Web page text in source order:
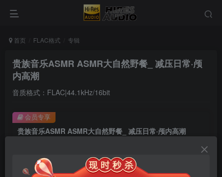
首页 FLAC格式 专辑
贵族音乐ASMR ASMR大自然野餐_ 减压日常·颅
内高潮
音质格式：FLAC|44.1kHz/16bit
贵族音乐ASMR ASMR大自然野餐_ 减压日常·颅内高潮
￥9.9 限时特惠
￥99
会员专享